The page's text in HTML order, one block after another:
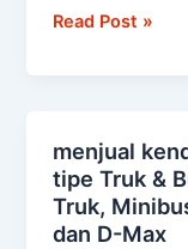
100
Read Post »
menjual
tipe Truk &
Truk,
dan D-Max
menjual
kendaraan
merk
Isuzu